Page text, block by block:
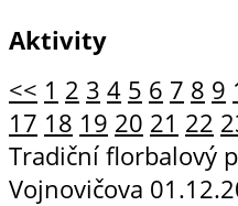
Aktivity
<< 1 2 3 4 5 6 7 8 9
17 18 19 20 21 22
Tradiční florbalový
Vojnovičova